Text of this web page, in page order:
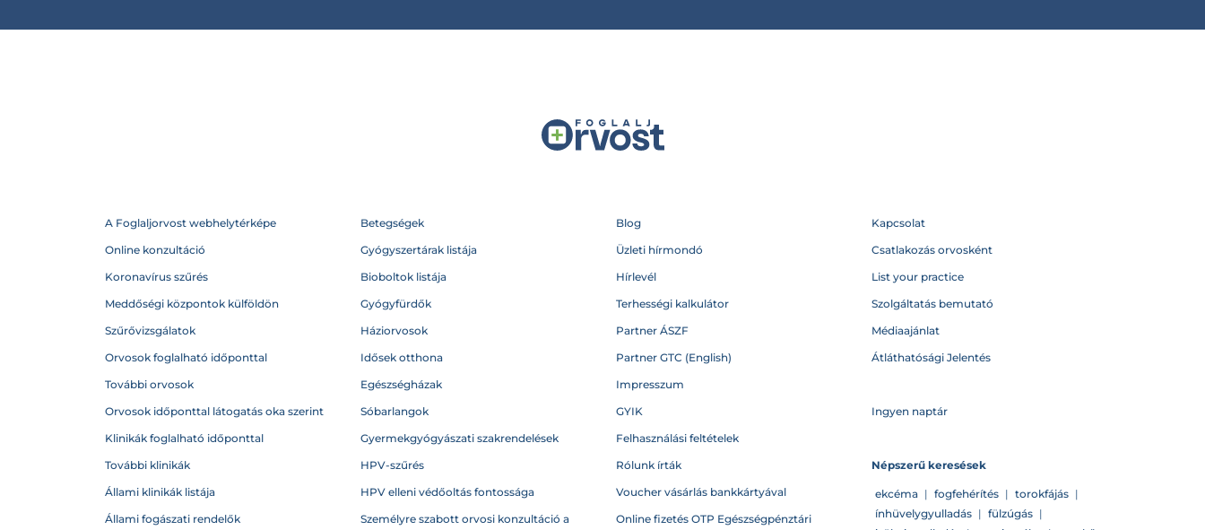
A Foglaljorvost webhelytérképe
Online konzultáció
Koronavírus szűrés
Meddőségi központok külföldön
Szűrővizsgálatok
Orvosok foglalható időponttal
További orvosok
Orvosok időponttal látogatás oka szerint
Klinikák foglalható időponttal
További klinikák
Állami klinikák listája
Állami fogászati rendelők
Betegségek
Gyógyszertárak listája
Bioboltok listája
Gyógyfürdők
Háziorvosok
Idősek otthona
Egészségházak
Sóbarlangok
Gyermekgyógyászati szakrendelések
HPV-szűrés
HPV elleni védőoltás fontossága
Személyre szabott orvosi konzultáció a
Blog
Üzleti hírmondó
Hírlevél
Terhességi kalkulátor
Partner ÁSZF
Partner GTC (English)
Impresszum
GYIK
Felhasználási feltételek
Rólunk írták
Voucher vásárlás bankkártyával
Online fizetés OTP Egészségpénztári
Kapcsolat
Csatlakozás orvosként
List your practice
Szolgáltatás bemutató
Médiaajánlat
Átláthatósági Jelentés
Ingyen naptár
Népszerű keresések
ekcéma | fogfehérítés | torokfájás |
ínhüvelygyulladás | fülzúgás |